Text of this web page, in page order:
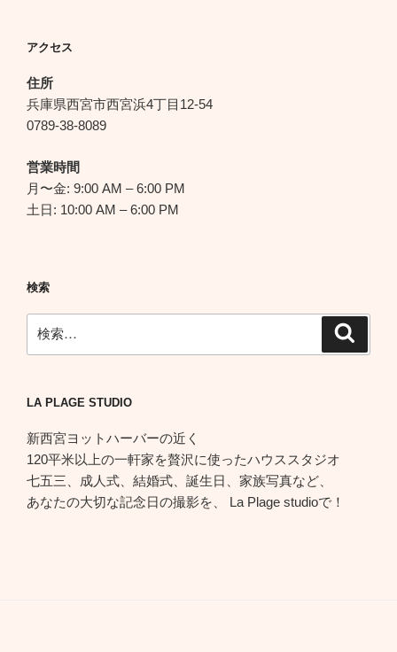
ー
シ
ョ
ン
アクセス
住所
兵庫県西宮市西宮浜4丁目12-54
0789-38-8089
営業時間
月〜金: 9:00 AM – 6:00 PM
土日: 10:00 AM – 6:00 PM
検索
索:
LA PLAGE STUDIO
新西宮ヨットハーバーの近く
120平米以上の一軒家を贅沢に使ったハウススタジオ
七五三、成人式、結婚式、誕生日、家族写真など、
あなたの大切な記念日の撮影を、 La Plage studioで！